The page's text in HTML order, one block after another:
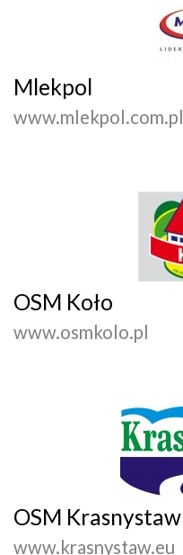
Mlekpol
www.mlekpol.com.pl
OSM Koło
www.osmkolo.pl
OSM Krasnystaw
www.krasnystaw.eu